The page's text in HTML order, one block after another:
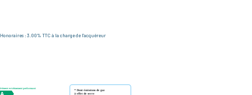
Honoraires : 3.00% TTC à la charge de l'acquéreur